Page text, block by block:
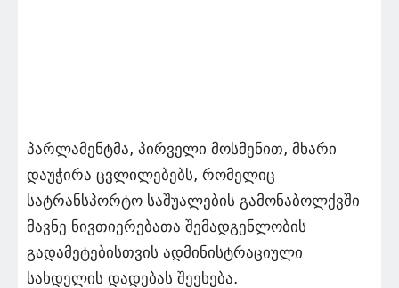
პარლამენტმა, პირველი მოსმენით, მხარი
დაუჭირა ცვლილებებს, რომელიც
სატრანსპორტო საშუალების გამონაბოლქვში
მავნე ნივთიერებათა შემადგენლობის
გადამეტებისთვის ადმინისტრაციული
სახდელის დადებას შეეხება.